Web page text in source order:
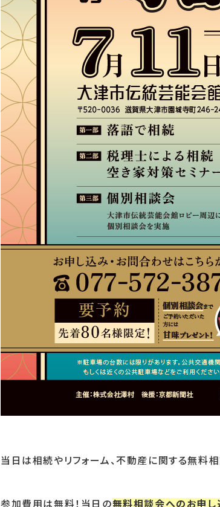
当日は相続やリフォーム、不動産に関する無料
参加費用は無料！当日の無料相談会へのお申し